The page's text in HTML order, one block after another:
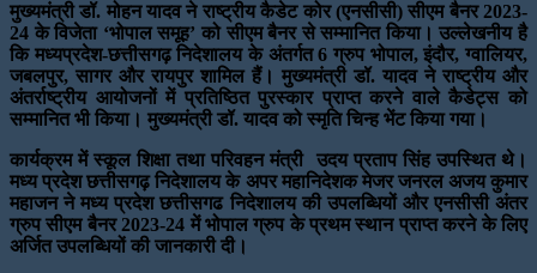
मुख्यमंत्री डॉ. मोहन यादव ने राष्ट्रीय कैडेट कोर (एनसीसी) सीएम बैनर 2023-
24 के विजेता ‘भोपाल समूह’ को सीएम बैनर से सम्मानित किया। उल्लेखनीय है
कि मध्यप्रदेश-छत्तीसगढ़ निदेशालय के अंतर्गत 6 ग्रुप भोपाल, इंदौर, ग्वालियर,
जबलपुर, सागर और रायपुर शामिल हैं। मुख्यमंत्री डॉ. यादव ने राष्ट्रीय और
अंतर्राष्ट्रीय आयोजनों में प्रतिष्ठित पुरस्कार प्राप्त करने वाले कैडेट्स को
सम्मानित भी किया। मुख्यमंत्री डॉ. यादव को स्मृति चिन्ह भेंट किया गया।
कार्यक्रम में स्कूल शिक्षा तथा परिवहन मंत्री उदय प्रताप सिंह उपस्थित थे।
मध्य प्रदेश छत्तीसगढ़ निदेशालय के अपर महानिदेशक मेजर जनरल अजय कुमार
महाजन ने मध्य प्रदेश छत्तीसगढ निदेशालय की उपलब्धियों और एनसीसी अंतर
ग्रुप सीएम बैनर 2023-24 में भोपाल ग्रुप के प्रथम स्थान प्राप्त करने के लिए
अर्जित उपलब्धियों की जानकारी दी।